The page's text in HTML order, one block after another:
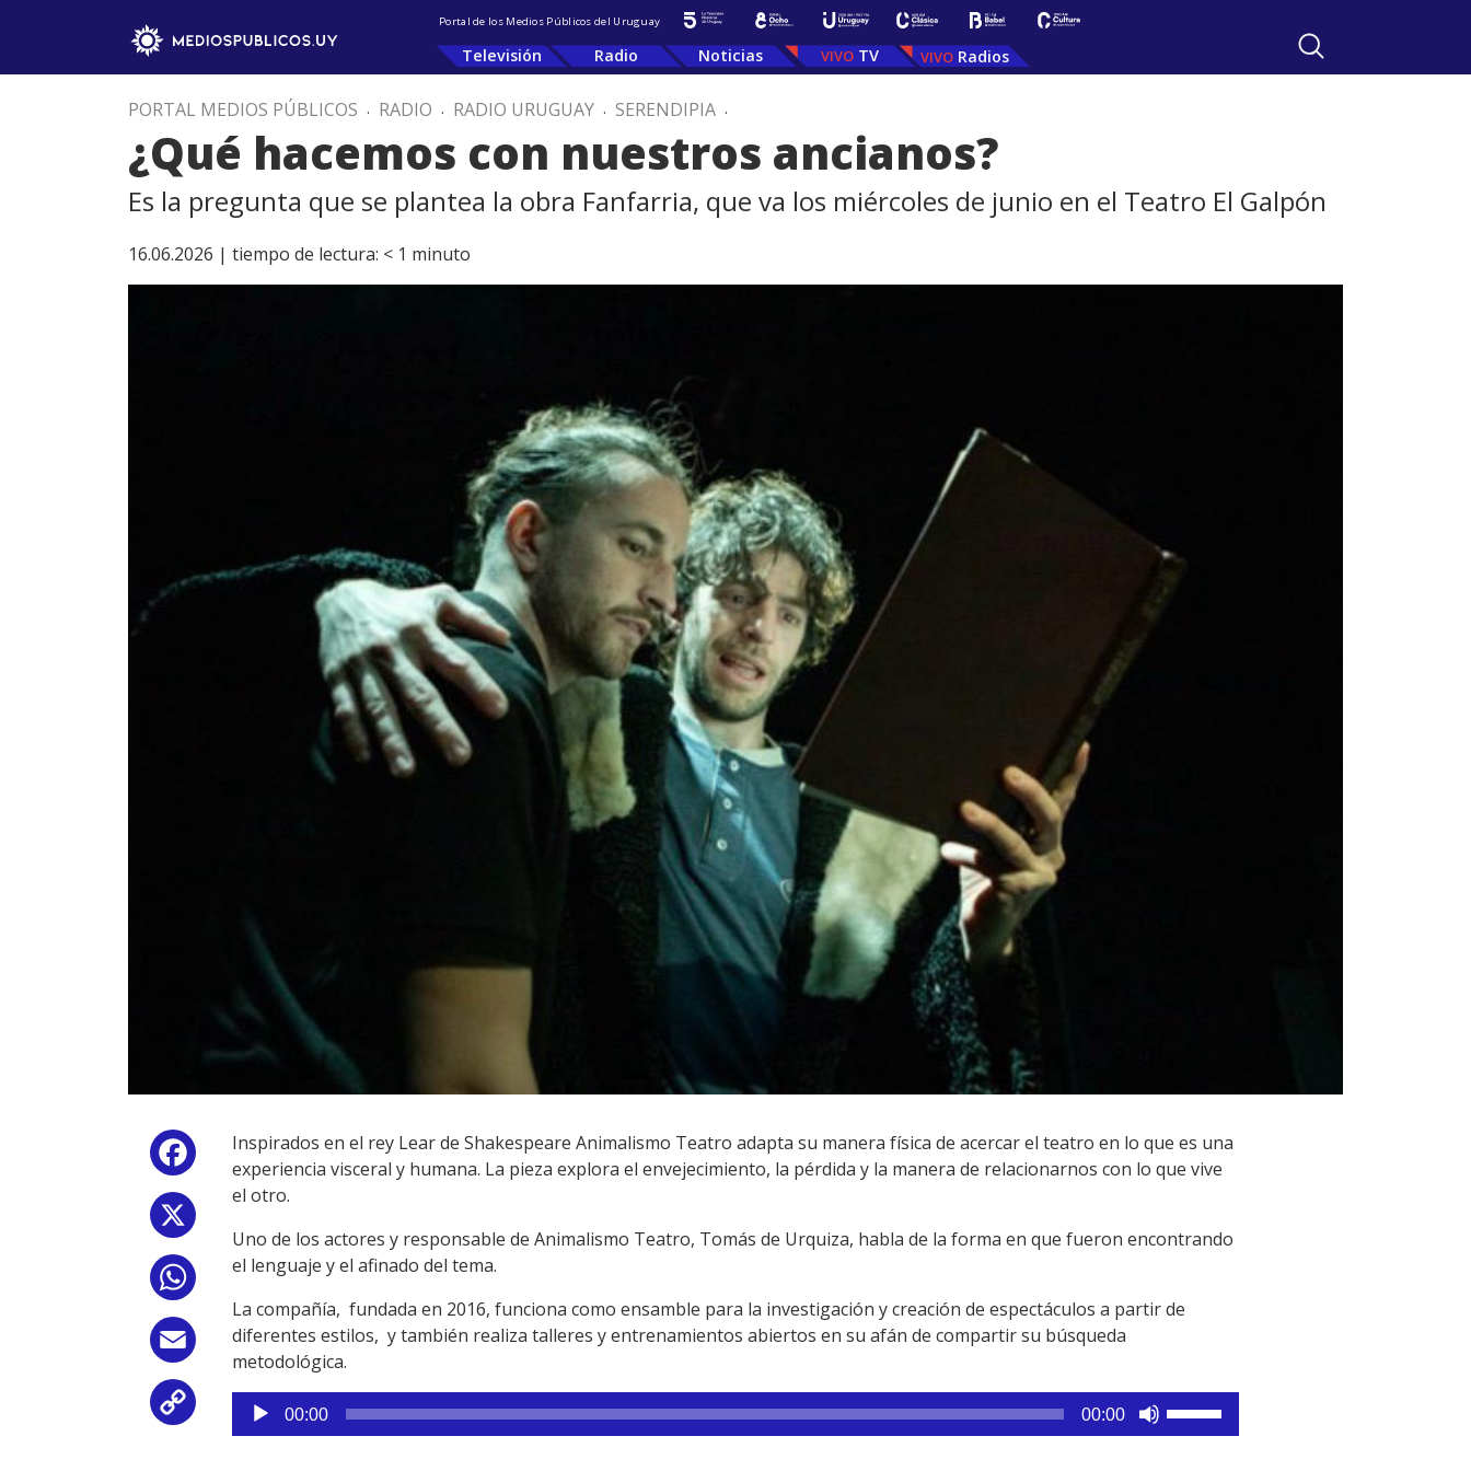
Portal de los Medios Públicos del Uruguay
Televisión Radio Noticias TV Radios
PORTAL MEDIOS PÚBLICOS . RADIO . RADIO URUGUAY . SERENDIPIA .
¿Qué hacemos con nuestros ancianos?
Es la pregunta que se plantea la obra Fanfarria, que va los miércoles de junio en el Teatro El Galpón
16.06.2026 | tiempo de lectura: < 1 minuto
Facebook
WhatsApp
Email
Inspirados en el rey Lear de Shakespeare Animalismo Teatro adapta su manera física de acercar el teatro en lo que es una
experiencia visceral y humana. La pieza explora el envejecimiento, la pérdida y la manera de relacionarnos con lo que vive
el otro.
Uno de los actores y responsable de Animalismo Teatro, Tomás de Urquiza, habla de la forma en que fueron encontrando
el lenguaje y el afinado del tema.
La compañía, fundada en 2016, funciona como ensamble para la investigación y creación de espectáculos a partir de
diferentes estilos, y también realiza talleres y entrenamientos abiertos en su afán de compartir su búsqueda
metodológica.
Reproductor
de
00:00 00:00